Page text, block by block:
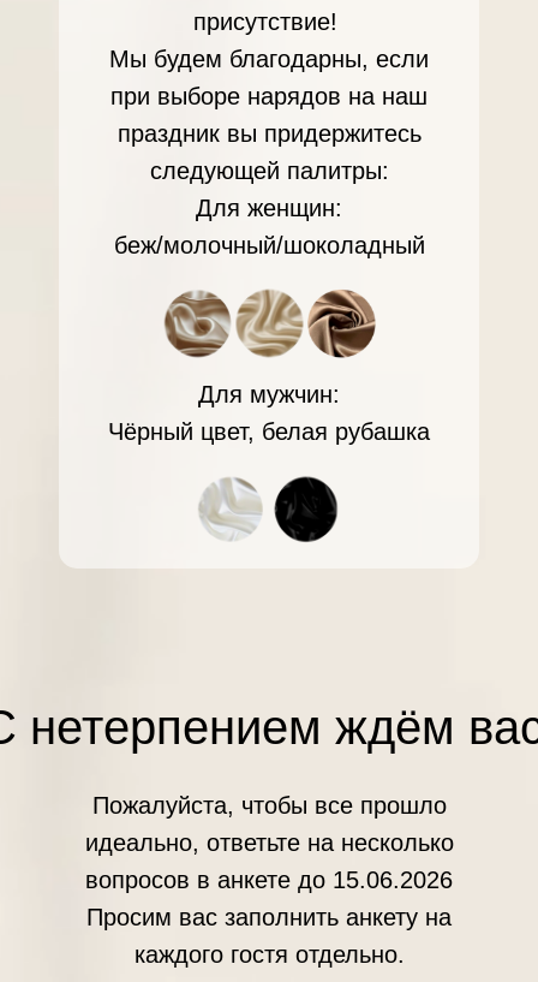
Окончание вечера
присутствие!
Мы будем благодарны, если
при выборе нарядов на наш
праздник вы придержитесь
следующей палитры:
Для женщин:
беж/молочный/шоколадный
Для мужчин:
Чёрный цвет, белая рубашка
Пожалуйста, чтобы все прошло
идеально, ответьте на несколько
вопросов в анкете до 15.06.2026
Просим вас заполнить анкету на
каждого гостя отдельно.
нетерпением ждём